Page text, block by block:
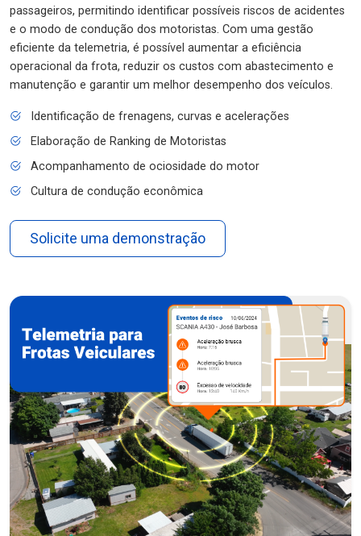
passageiros, permitindo identificar possíveis riscos de acidentes
e o modo de condução dos motoristas. Com uma gestão
eficiente da telemetria, é possível aumentar a eficiência
operacional da frota, reduzir os custos com abastecimento e
manutenção e garantir um melhor desempenho dos veículos.
Identificação de frenagens, curvas e acelerações
Elaboração de Ranking de Motoristas
Acompanhamento de ociosidade do motor
Cultura de condução econômica
Solicite uma demonstração